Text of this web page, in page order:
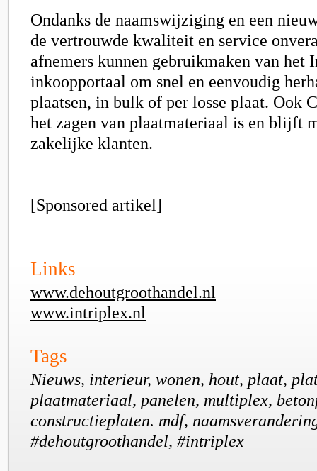
Ondanks de naamswijziging en een
de vertrouwde kwaliteit en service
afnemers kunnen gebruikmaken van het
inkoopportaal om snel en eenvoudig
plaatsen, in bulk of per losse plaat. Ook
het zagen van plaatmateriaal is en blijft
zakelijke klanten.
[Sponsored artikel]
Links
www.dehoutgroothandel.nl
www.intriplex.nl
Tags
Nieuws, interieur, wonen, hout, plaat,
plaatmateriaal, panelen, multiplex,
constructieplaten. mdf,
#dehoutgroothandel, #intriplex